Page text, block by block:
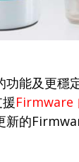
功能及更穩
Firmware
新的